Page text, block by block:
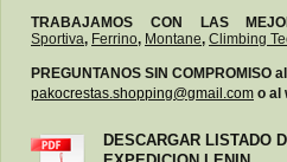
TRABAJAMOS CON LAS
Sportiva, Ferrino, Montane, Climbing
PREGUNTANOS SIN COMPROMISO
pakocrestas.shopping@gmail.com o al
DESCARGAR LISTADO